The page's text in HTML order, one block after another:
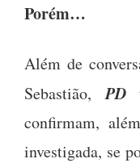
Porém…
Além de
Sebastião,PD
confirmam,
investigada, se